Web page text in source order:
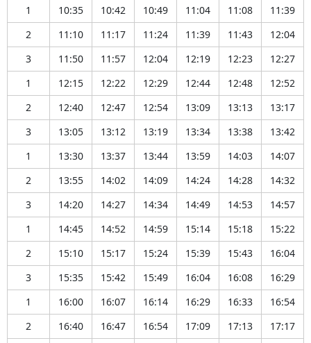
1
10:35 10:42 10:49 11:04 11:08
11:39
2
11:10 11:17 11:24 11:39 11:43
12:04
3
11:50 11:57 12:04 12:19 12:23
12:27
1
12:15 12:22 12:29 12:44 12:48
12:52
2
12:40 12:47 12:54 13:09 13:13
13:17
3
13:05 13:12 13:19 13:34 13:38
13:42
1
13:30 13:37 13:44 13:59 14:03
14:07
2
13:55 14:02 14:09 14:24 14:28
14:32
3
14:20 14:27 14:34 14:49 14:53
14:57
1
14:45 14:52 14:59 15:14 15:18
15:22
2
15:10 15:17 15:24 15:39 15:43
16:04
3
15:35 15:42 15:49 16:04 16:08
16:29
1
16:00 16:07 16:14 16:29 16:33
16:54
2
16:40 16:47 16:54 17:09 17:13
17:17